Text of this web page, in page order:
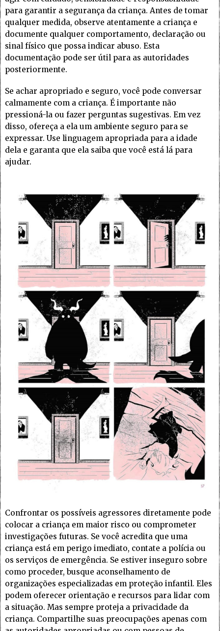
para garantir a segurança da criança. Antes de tomar
qualquer medida, observe atentamente a criança e
documente qualquer comportamento, declaração ou
sinal físico que possa indicar abuso. Esta
documentação pode ser útil para as autoridades
posteriormente.
Se achar apropriado e seguro, você pode conversar
calmamente com a criança. É importante não
pressioná-la ou fazer perguntas sugestivas. Em vez
disso, ofereça a ela um ambiente seguro para se
expressar. Use linguagem apropriada para a idade
dela e garanta que ela saiba que você está lá para
ajudar.
Confrontar os possíveis agressores diretamente pode
colocar a criança em maior risco ou comprometer
investigações futuras. Se você acredita que uma
criança está em perigo imediato, contate a polícia ou
os serviços de emergência. Se estiver inseguro sobre
como proceder, busque aconselhamento de
organizações especializadas em proteção infantil. Eles
podem oferecer orientação e recursos para lidar com
a situação. Mas sempre proteja a privacidade da
criança. Compartilhe suas preocupações apenas com